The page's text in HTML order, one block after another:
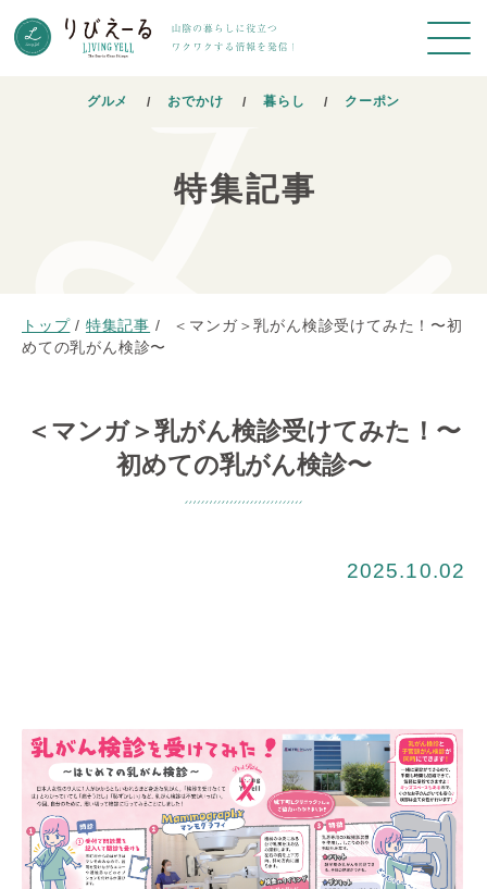
グルメ おでかけ 暮らし クーポン
特集記事
トップ / 特集記事 /
＜マンガ＞乳がん検診受けてみた！〜初
めての乳がん検診〜
＜マンガ＞乳がん検診受けてみた！〜
初めての乳がん検診〜
2025.10.02